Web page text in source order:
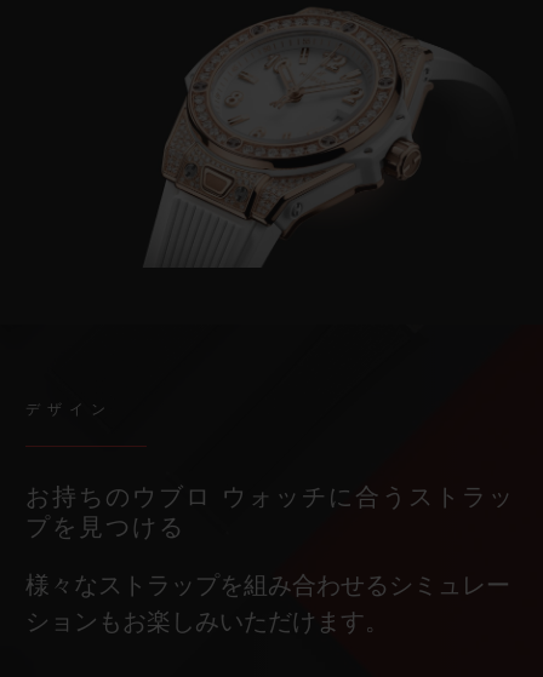
デザイン
お持ちのウブロ ウォッチに合うストラッ
プを見つける
様々なストラップを組み合わせるシミュレー
ションもお楽しみいただけます。